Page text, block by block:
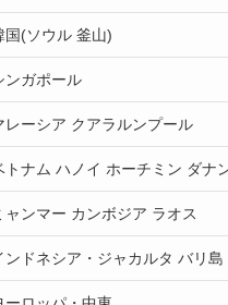
国(ソウル 釜山)
ンガポール
レーシア クアラルンプール
トナム ハノイ ホーチミン ダナ
ャンマー カンボジア ラオス
ンドネシア・ジャカルタ バリ島